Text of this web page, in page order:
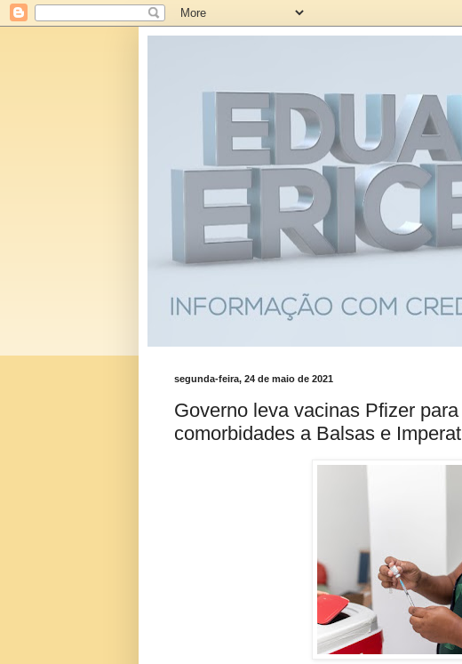
segunda-feira, 24 de maio de 2021
Governo leva vacinas Pfizer
comorbidades a Balsas e